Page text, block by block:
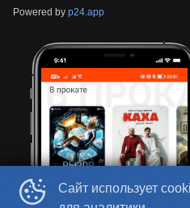
Сайт использует
Powered by p24.app